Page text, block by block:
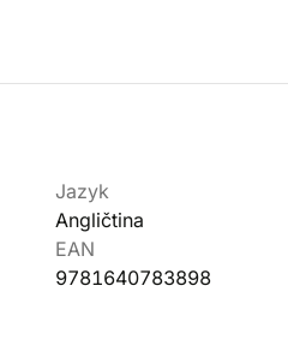
Jazyk
Angličtina
EAN
9781640783898